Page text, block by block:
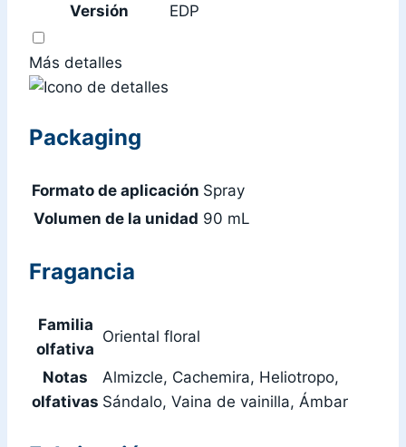
Versión EDP
Más detalles
Packaging
Formato de aplicación Spray
Volumen de la unidad 90 mL
Fragancia
Familia
olfativa
Oriental floral
Notas
olfativas
Almizcle, Cachemira, Heliotropo,
Sándalo, Vaina de vainilla, Ámbar